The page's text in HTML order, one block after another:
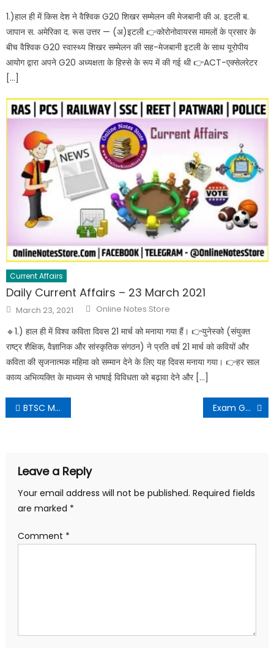
1.)हाल ही में किस देश ने वैश्विक G20 शिखर सम्मेलन की मेजबानी की अ. इटली ब.
जापान स. अमेरिका द. रूस उत्तर — (अ)इटली 👉कोरोनोवायरस मामलों के प्रसार के
बीच वैश्विक G20 स्वास्थ्य शिखर सम्मेलन की सह-मेजबानी इटली के साथ यूरोपीय
आयोग द्वारा अपने G20 अध्यक्षता के हिस्से के रूप में की गई थी 👉ACT-एक्सेलरेटर
[…]
Current Affairs
Daily Current Affairs – 23 March 2021
March 23, 2021 Online Notes Store
🔹️1.) हाल ही में विश्व कविता दिवस 21 मार्च को मनाया गया हैं। 👉युनेस्को (संयुक्त
राष्ट्र शैक्षिक, वैज्ञानिक और सांस्कृतिक संगठन) ने प्रति वर्ष 21 मार्च को कवियों और
कविता की सृजनात्मक महिमा को सम्मान देने के लिए यह दिवस मनाया गया। 👉हर साल
काव्य अभिव्यक्ति के माध्यम से भाषाई विविधता को बढ़ावा देने और […]
BTSC Medical Officer Various Post Recruitment 2021 Exam Guide Daily Dose 08 May 2021
Leave a Reply
Your email address will not be published. Required fields
are marked *
Comment *